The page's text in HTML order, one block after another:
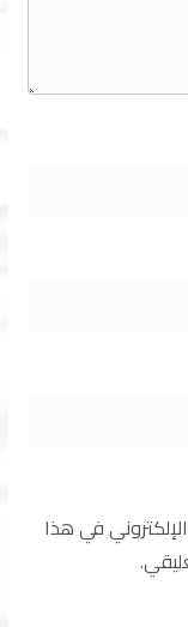
في هذا